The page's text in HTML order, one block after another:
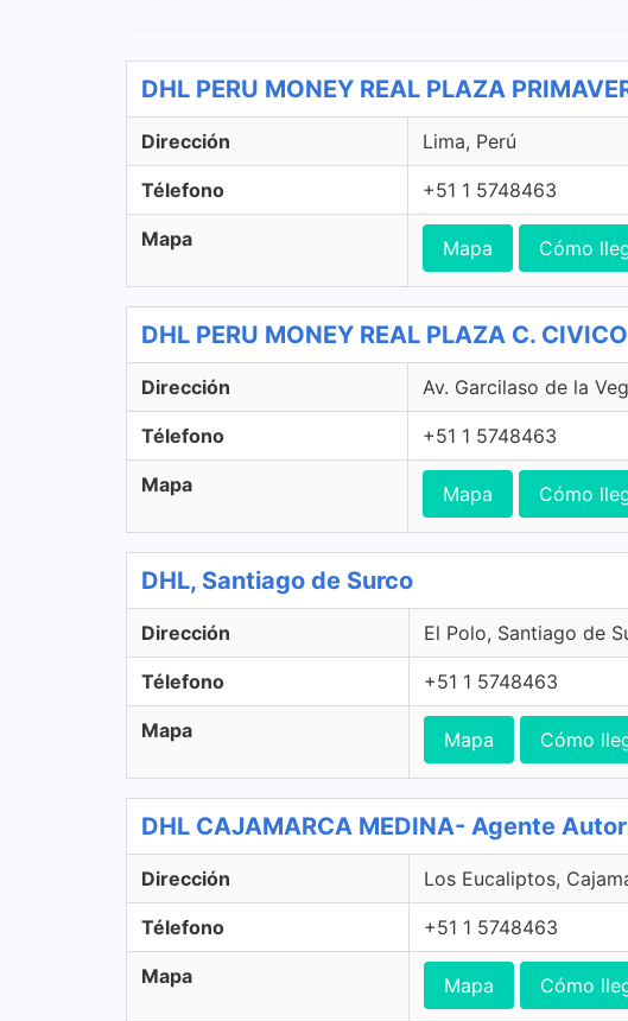
DHL PERU MONEY REAL PLAZA
Dirección Lima, Perú
Télefono +51 1 5748463
Mapa Mapa Cómo
DHL PERU MONEY REAL PLAZA C.
Dirección Av. Garcilaso de la
Télefono +51 1 5748463
Mapa Mapa Cómo
DHL, Santiago de Surco
Dirección El Polo, Santiago de
Télefono +51 1 5748463
Mapa Mapa Cómo
DHL CAJAMARCA MEDINA- Agente
Dirección Los Eucaliptos,
Télefono +51 1 5748463
Mapa Mapa Cómo